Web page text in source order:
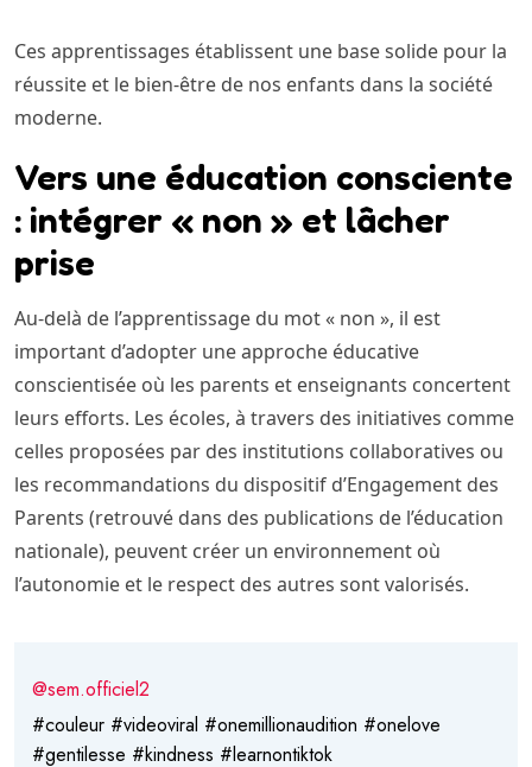
Ces apprentissages établissent une base solide pour la
réussite et le bien-être de nos enfants dans la société
moderne.
Vers une éducation consciente
: intégrer « non » et lâcher
prise
Au-delà de l’apprentissage du mot « non », il est
important d’adopter une approche éducative
conscientisée où les parents et enseignants concertent
leurs efforts. Les écoles, à travers des initiatives comme
celles proposées par des institutions collaboratives ou
les recommandations du dispositif d’Engagement des
Parents (retrouvé dans des publications de l’éducation
nationale), peuvent créer un environnement où
l’autonomie et le respect des autres sont valorisés.
@sem.officiel2
#couleur #videoviral #onemillionaudition #onelove
#gentilesse #kindness #learnontiktok